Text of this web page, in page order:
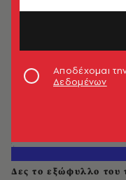
Δες το εξώφυλλο του
Αποδέχομαι
Δεδομένων